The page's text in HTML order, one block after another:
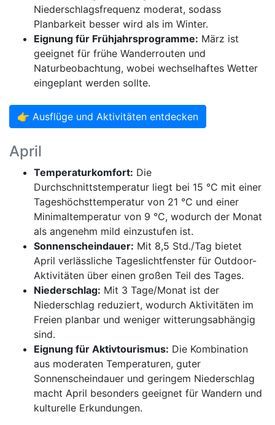
Niederschlagsfrequenz moderat, sodass
Planbarkeit besser wird als im Winter.
Eignung für Frühjahrsprogramme: März ist
geeignet für frühe Wanderrouten und
Naturbeobachtung, wobei wechselhaftes Wetter
eingeplant werden sollte.
👉 Ausflüge und Aktivitäten entdecken
April
Temperaturkomfort: Die
Durchschnittstemperatur liegt bei 15 °C mit einer
Tageshöchsttemperatur von 21 °C und einer
Minimaltemperatur von 9 °C, wodurch der Monat
als angenehm mild einzustufen ist.
Sonnenscheindauer: Mit 8,5 Std./Tag bietet
April verlässliche Tageslichtfenster für Outdoor-
Aktivitäten über einen großen Teil des Tages.
Niederschlag: Mit 3 Tage/Monat ist der
Niederschlag reduziert, wodurch Aktivitäten im
Freien planbar und weniger witterungsabhängig
sind.
Eignung für Aktivtourismus: Die Kombination
aus moderaten Temperaturen, guter
Sonnenscheindauer und geringem Niederschlag
macht April besonders geeignet für Wandern und
kulturelle Erkundungen.